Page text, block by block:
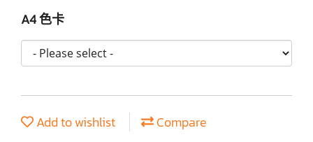
A4 色卡
Add to wishlist
Compare